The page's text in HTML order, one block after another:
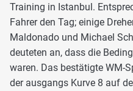
Training in Istanbul.
Fahrer den Tag; einige
Maldonado und Michael
deuteten an, dass die
waren. Das bestätigte WM-
der ausgangs Kurve 8 auf